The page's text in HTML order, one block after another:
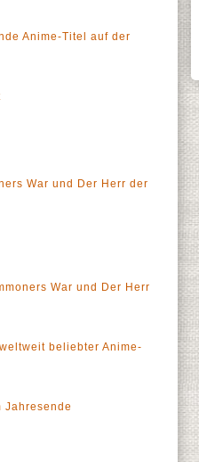
Anime-Titel auf der
War und Der Herr der
War und Der Herr
beliebter Anime-
Jahresende